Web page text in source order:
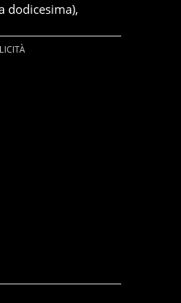
dodicesima),